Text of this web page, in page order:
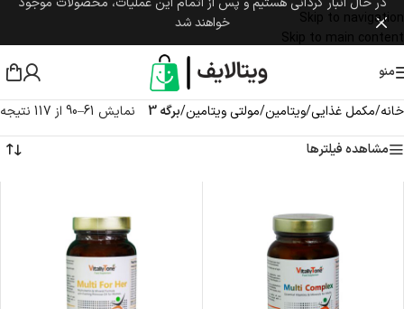
Skip to navigation
Skip to main content
خواهند شد
منو
خانه/مکمل غذایی/ویتامین/مولتی ویتامین/برگه 3
نمایش 61–90 از 117 نتیجه
مشاهده فیلترها